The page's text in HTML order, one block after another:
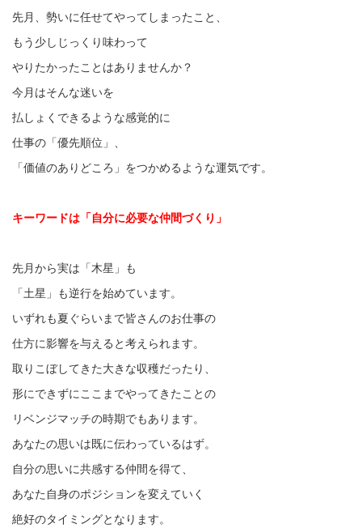
先月、勢いに任せてやってしまったこと、
もう少しじっくり味わって
やりたかったことはありませんか？
今月はそんな迷いを
払しょくできるような感覚的に
仕事の「優先順位」、
「価値のありどころ」をつかめるような運気です。
キーワードは「自分に必要な仲間づくり」
先月から実は「木星」も
「土星」も逆行を始めています。
いずれも夏ぐらいまで皆さんのお仕事の
仕方に影響を与えると考えられます。
取りこぼしてきた大きな収穫だったり、
形にできずにここまでやってきたことの
リベンジマッチの時期でもあります。
あなたの思いは既に伝わっているはず。
自分の思いに共感する仲間を得て、
あなた自身のポジションを変えていく
絶好のタイミングとなります。